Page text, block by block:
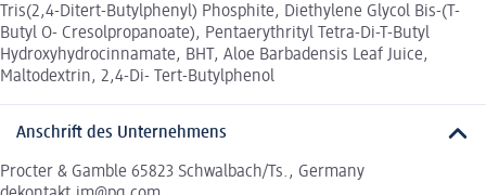
Tris(2,4-Ditert-Butylphenyl) Phosphite, Diethylene Glycol Bis-(T-
Butyl O- Cresolpropanoate), Pentaerythrityl Tetra-Di-T-Butyl
Hydroxyhydrocinnamate, BHT, Aloe Barbadensis Leaf Juice,
Maltodextrin, 2,4-Di- Tert-Butylphenol
Anschrift des Unternehmens
Procter & Gamble 65823 Schwalbach/Ts., Germany